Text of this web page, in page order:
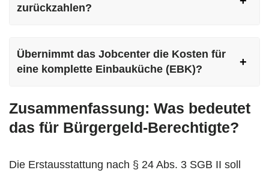
zurückzahlen?
Übernimmt das Jobcenter die Kosten für
eine komplette Einbauküche (EBK)?
Zusammenfassung: Was bedeutet
das für Bürgergeld-Berechtigte?
Die Erstausstattung nach § 24 Abs. 3 SGB II soll